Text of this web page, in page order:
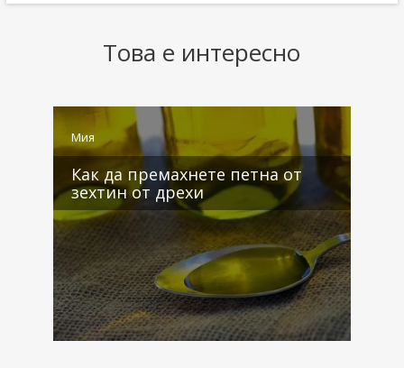
Това е интересно
Мия
Как да премахнете петна от
зехтин от дрехи